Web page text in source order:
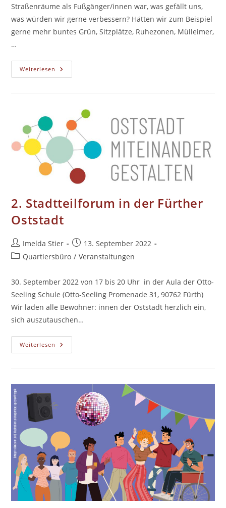
Straßenräume als Fußgänger/innen war, was gefällt uns,
was würden wir gerne verbessern? Hätten wir zum Beispiel
gerne mehr buntes Grün, Sitzplätze, Ruhezonen, Mülleimer,
…
Weiterlesen Rundgang:
Fußgänger:innen
Wünsche
Und
Anregungen
2. Stadtteilforum in der Fürther
Oststadt
Beitrags-
Autor:
Imelda Stier
Beitrag
veröffentlicht:
13. September 2022
Beitrags-
Quartiersbüro / Veranstaltungen
30. September 2022 von 17 bis 20 Uhr in der Aula der Otto-
Seeling Schule (Otto-Seeling Promenade 31, 90762 Fürth)
Wir laden alle Bewohner: innen der Oststadt herzlich ein,
sich auszutauschen…
Weiterlesen 2.
Stadtteilforum